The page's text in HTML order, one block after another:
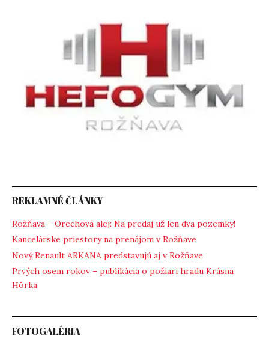
REKLAMNÉ ČLÁNKY
Rožňava – Orechová alej: Na predaj už len dva pozemky!
Kancelárske priestory na prenájom v Rožňave
Nový Renault ARKANA predstavujú aj v Rožňave
Prvých osem rokov – publikácia o požiari hradu Krásna
Hôrka
FOTOGALÉRIA